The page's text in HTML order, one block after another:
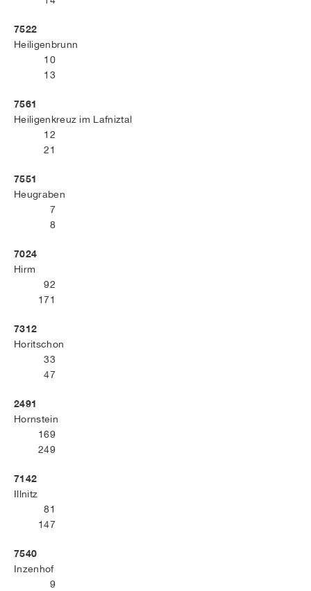
7522
Heiligenbrunn
10
13
7561
Heiligenkreuz im Lafniztal
12
21
7551
Heugraben
7
8
7024
Hirm
92
171
7312
Horitschon
33
47
2491
Hornstein
169
249
7142
Illnitz
81
147
7540
Inzenhof
9